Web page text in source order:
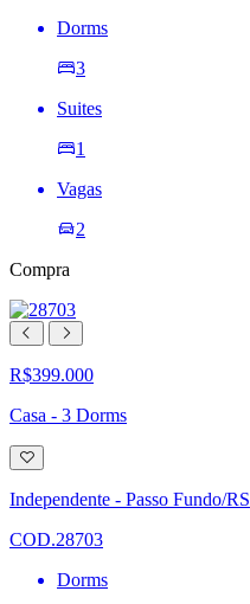
Dorms
3
Suites
1
Vagas
2
Compra
R$399.000
Casa - 3 Dorms
Adicionar
à
lista
de
Independente - Passo Fundo/RS
COD.28703
Dorms